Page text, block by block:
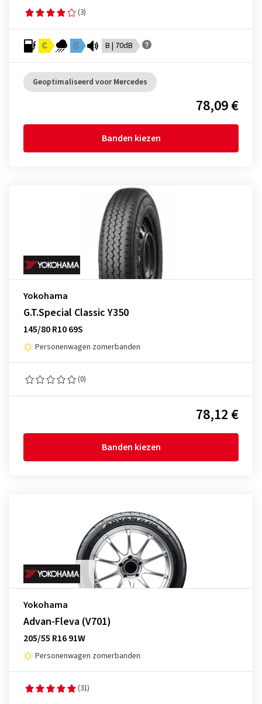
(3)
C C B | 70dB
Geoptimaliseerd voor Mercedes
78,09 €
Banden kiezen
Yokohama
G.T.Special Classic Y350
145/80 R10 69S
Personenwagen zomerbanden
(0)
78,12 €
Banden kiezen
Yokohama
Advan-Fleva (V701)
205/55 R16 91W
Personenwagen zomerbanden
(31)